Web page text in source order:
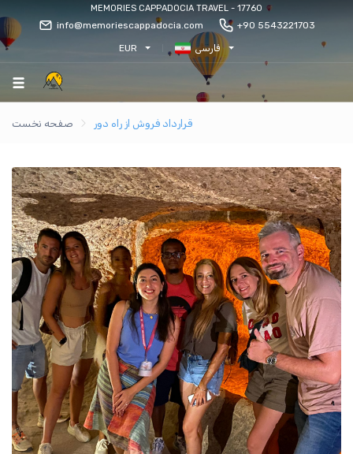
MEMORIES CAPPADOCIA TRAVEL - 17760
info@memoriescappadocia.com +90 5543221703
EUR فارسی
صفحه نخست قرارداد فروش از راه دور